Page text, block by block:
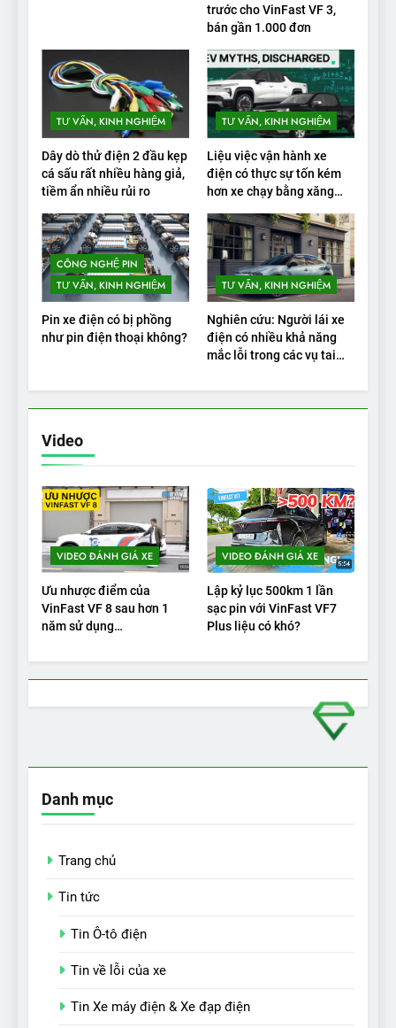
trước cho VinFast VF 3,
bán gần 1.000 đơn
TƯ VẤN, KINH NGHIỆM
Dây dò thử điện 2 đầu kẹp
cá sấu rất nhiều hàng giả,
tiềm ẩn nhiều rủi ro
TƯ VẤN, KINH NGHIỆM
Liệu việc vận hành xe
điện có thực sự tốn kém
hơn xe chạy bằng xăng
CÔNG NGHỆ PIN
TƯ VẤN, KINH NGHIỆM
Pin xe điện có bị phồng
như pin điện thoại không?
TƯ VẤN, KINH NGHIỆM
Nghiên cứu: Người lái xe
điện có nhiều khả năng
mắc lỗi trong các vụ tai
Video
VIDEO ĐÁNH GIÁ XE
Ưu nhược điểm của
VinFast VF 8 sau hơn 1
năm sử dụng
VIDEO ĐÁNH GIÁ XE
Lập kỷ lục 500km 1 lần
sạc pin với VinFast VF7
Plus liệu có khó?
Danh mục
Trang chủ
Tin tức
Tin Ô-tô điện
Tin về lỗi của xe
Tin Xe máy điện & Xe đạp điện